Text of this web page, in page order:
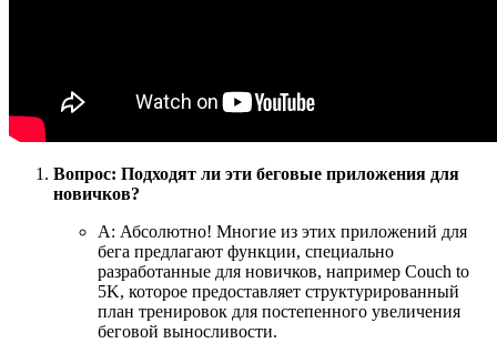
Вопрос: Подходят ли эти беговые приложения для
новичков?
А: Абсолютно! Многие из этих приложений для
бега предлагают функции, специально
разработанные для новичков, например Couch to
5K, которое предоставляет структурированный
план тренировок для постепенного увеличения
беговой выносливости.